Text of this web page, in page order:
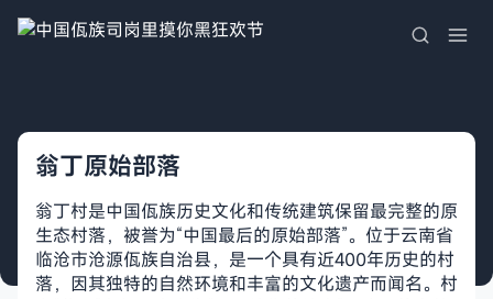
翁丁原始部落
翁丁村是中国佤族历史文化和传统建筑保留最完整的原
生态村落，被誉为“中国最后的原始部落”。位于云南省
临沧市沧源佤族自治县，是一个具有近400年历史的村
落，因其独特的自然环境和丰富的文化遗产而闻名。村